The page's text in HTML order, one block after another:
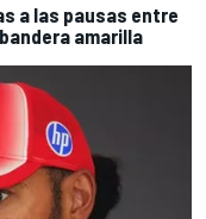
a las pausas entre
amarilla